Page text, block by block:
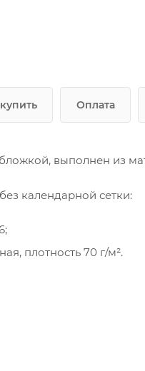
Оплата
выполнен из
календарной сетки:
плотность 70 г/м².